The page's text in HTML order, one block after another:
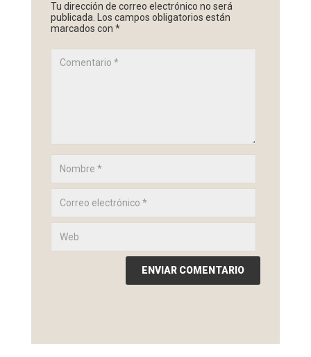
Tu dirección de correo electrónico no será
publicada.
Los campos obligatorios están
marcados con *